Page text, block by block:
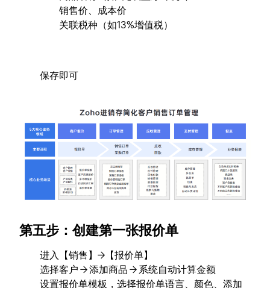
销售价、成本价
关联税种（如13%增值税）
保存即可
第五步：创建第一张报价单
进入【销售】→【报价单】
选择客户 → 添加商品 → 系统自动计算金额
设置报价单模板，选择报价单语言、颜色、添加